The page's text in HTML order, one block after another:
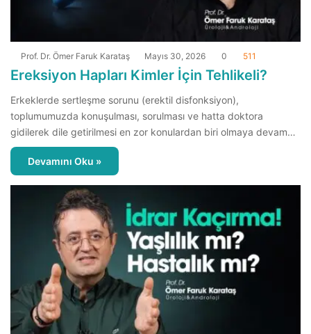
Prof. Dr. Ömer Faruk Karataş Mayıs 30, 2026 0 511
Ereksiyon Hapları Kimler İçin Tehlikeli?
Erkeklerde sertleşme sorunu (erektil disfonksiyon),
toplumumuzda konuşulması, sorulması ve hatta doktora
gidilerek dile getirilmesi en zor konulardan biri olmaya devam…
Devamını Oku »